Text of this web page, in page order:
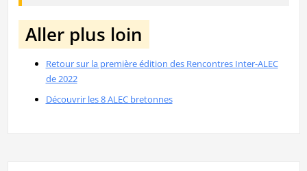
Aller plus loin
Retour sur la première édition des Rencontres Inter-ALEC
de 2022
Découvrir les 8 ALEC bretonnes